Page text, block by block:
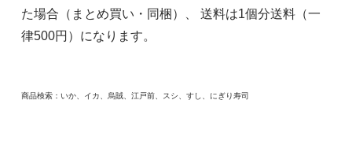
た場合（まとめ買い・同梱）、 送料は1個分送料（一
律500円）になります。
商品検索：いか、イカ、烏賊、江戸前、スシ、すし、にぎり寿司